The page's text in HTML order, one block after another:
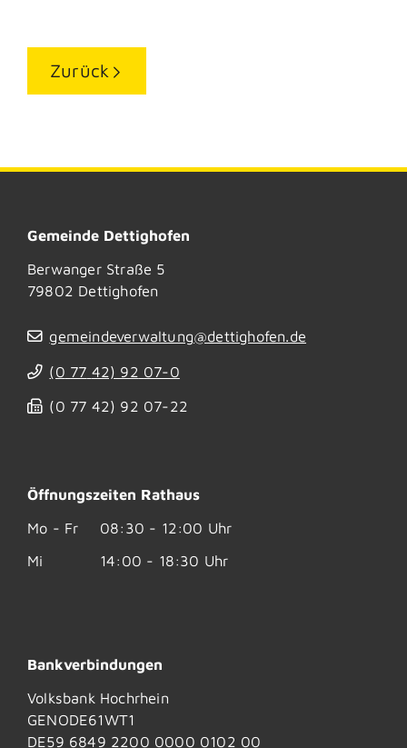
Zurück
Gemeinde Dettighofen
Berwanger Straße 5
79802 Dettighofen
gemeindeverwaltung@dettighofen.de
(0 77 42) 92 07-0
(0 77 42) 92 07-22
Öffnungszeiten Rathaus
Mo - Fr
08:30 - 12:00 Uhr
Mi
14:00 - 18:30 Uhr
Bankverbindungen
Volksbank Hochrhein
GENODE61WT1
DE59 6849 2200 0000 0102 00